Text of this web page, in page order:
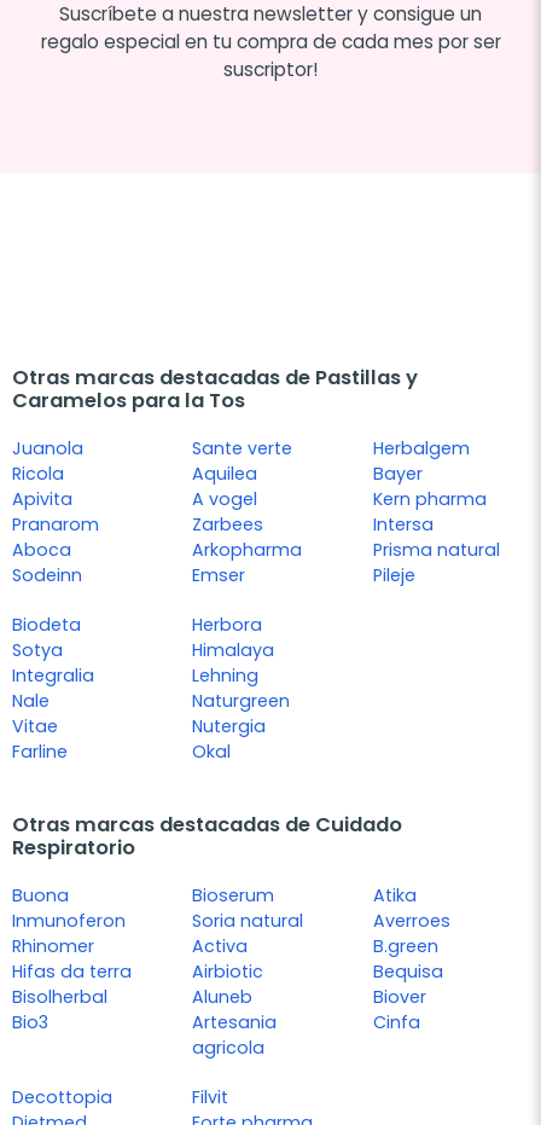
Suscríbete a nuestra newsletter y consigue un
regalo especial en tu compra de cada mes por ser
suscriptor!
Otras marcas destacadas de Pastillas y
Caramelos para la Tos
Juanola
Ricola
Apivita
Pranarom
Aboca
Sodeinn
Sante verte
Aquilea
A vogel
Zarbees
Arkopharma
Emser
Herbalgem
Bayer
Kern pharma
Intersa
Prisma natural
Pileje
Biodeta
Sotya
Integralia
Nale
Vitae
Farline
Herbora
Himalaya
Lehning
Naturgreen
Nutergia
Okal
Otras marcas destacadas de Cuidado
Respiratorio
Buona
Inmunoferon
Rhinomer
Hifas da terra
Bisolherbal
Bio3
Bioserum
Soria natural
Activa
Airbiotic
Aluneb
Artesania
agricola
Atika
Averroes
B.green
Bequisa
Biover
Cinfa
Decottopia
Filvit